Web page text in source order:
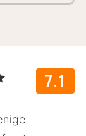
7.1